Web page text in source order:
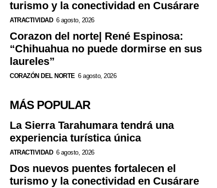
turismo y la conectividad en Cusárare
ATRACTIVIDAD 6 agosto, 2026
Corazon del norte| René Espinosa:
“Chihuahua no puede dormirse en sus
laureles”
CORAZÓN DEL NORTE 6 agosto, 2026
MÁS POPULAR
La Sierra Tarahumara tendrá una
experiencia turística única
ATRACTIVIDAD 6 agosto, 2026
Dos nuevos puentes fortalecen el
turismo y la conectividad en Cusárare